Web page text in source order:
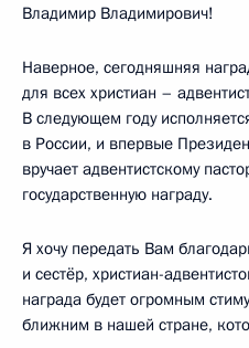
Владимир Владимирович!
Наверное, сегодняшняя
для всех христиан –
В следующем году
в России, и впервые
вручает адвентистскому
государственную награду.
Я хочу передать Вам
и сестёр, христиан-
награда будет огромным
ближним в нашей стране,